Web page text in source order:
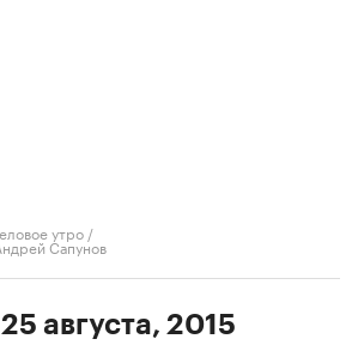
утро /
Сапунов
августа, 2015